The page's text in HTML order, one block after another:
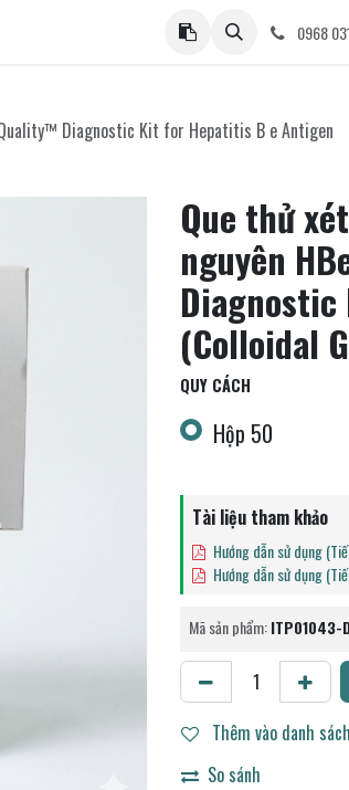
0968
Diagnostic Kit for Hepatitis B e Antigen
Que thử
nguyên
(Colloidal
QUY CÁCH
Hộp 50
Tài liệu tham khảo
Hướng dẫn sử dụng
Hướng dẫn sử dụng
Mã sản phẩm:ITP01043-
Thêm vào danh
So sánh